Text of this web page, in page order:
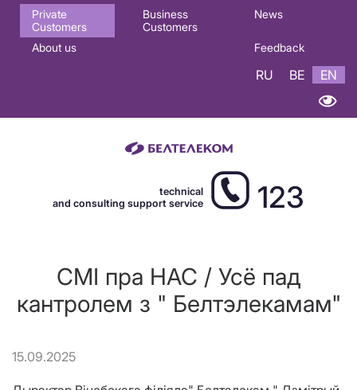
Основная
навигация
Private
Customers
Business
Customers
News
About us Feedback
RU BE EN
technical
and consulting support service
123
СМІ пра НАС / Усё пад
кантролем з " Белтэлекамам"
15.09.2025